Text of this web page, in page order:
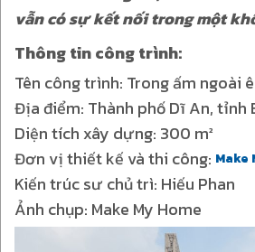
vẫn có sự kết nối trong một
Thông tin công trình:
Tên công trình: Trong ấm ngoài
Địa điểm: Thành phố Dĩ An, tỉnh
Diện tích xây dựng: 300 m²
Đơn vị thiết kế và thi công: Make
Kiến trúc sư chủ trì: Hiếu Phan
Ảnh chụp: Make My Home